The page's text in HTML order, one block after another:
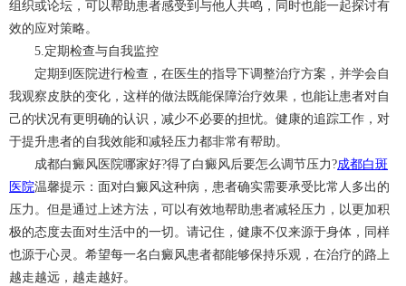
组织或论坛，可以帮助患者感受到与他人共鸣，同时也能一起探讨有
效的应对策略。
5.定期检查与自我监控
定期到医院进行检查，在医生的指导下调整治疗方案，并学会自
我观察皮肤的变化，这样的做法既能保障治疗效果，也能让患者对自
己的状况有更明确的认识，减少不必要的担忧。健康的追踪工作，对
于提升患者的自我效能和减轻压力都非常有帮助。
成都白癜风医院哪家好?得了白癜风后要怎么调节压力?成都白斑
医院温馨提示：面对白癜风这种病，患者确实需要承受比常人多出的
压力。但是通过上述方法，可以有效地帮助患者减轻压力，以更加积
极的态度去面对生活中的一切。请记住，健康不仅来源于身体，同样
也源于心灵。希望每一名白癜风患者都能够保持乐观，在治疗的路上
越走越远，越走越好。